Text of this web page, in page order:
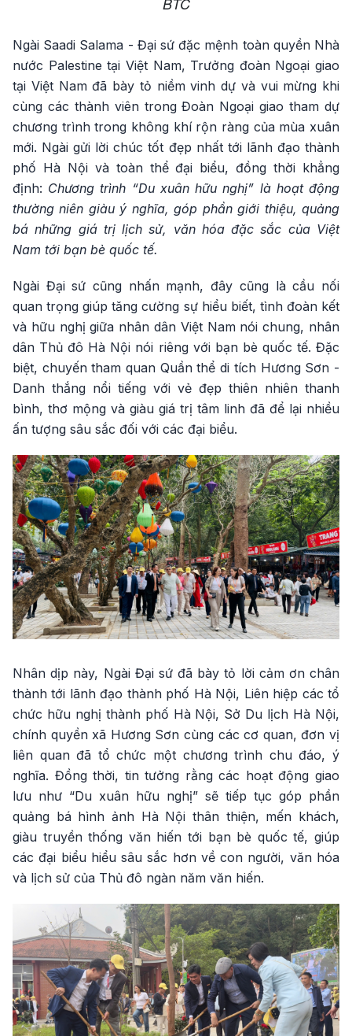
Ngài Saadi Salama - Đại sứ đặc mệnh toàn quyền Nhà
nước Palestine tại Việt Nam, Trưởng đoàn Ngoại giao
tại Việt Nam đã bày tỏ niềm vinh dự và vui mừng khi
cùng các thành viên trong Đoàn Ngoại giao tham dự
chương trình trong không khí rộn ràng của mùa xuân
mới. Ngài gửi lời chúc tốt đẹp nhất tới lãnh đạo thành
phố Hà Nội và toàn thể đại biểu, đồng thời khẳng
định: Chương trình “Du xuân hữu nghị” là hoạt động
thường niên giàu ý nghĩa, góp phần giới thiệu, quảng
bá những giá trị lịch sử, văn hóa đặc sắc của Việt
Nam tới bạn bè quốc tế.
Ngài Đại sứ cũng nhấn mạnh, đây cũng là cầu nối
quan trọng giúp tăng cường sự hiểu biết, tình đoàn kết
và hữu nghị giữa nhân dân Việt Nam nói chung, nhân
dân Thủ đô Hà Nội nói riêng với bạn bè quốc tế. Đặc
biệt, chuyến tham quan Quần thể di tích Hương Sơn -
Danh thắng nổi tiếng với vẻ đẹp thiên nhiên thanh
bình, thơ mộng và giàu giá trị tâm linh đã để lại nhiều
ấn tượng sâu sắc đối với các đại biểu.
Nhân dịp này, Ngài Đại sứ đã bày tỏ lời cảm ơn chân
thành tới lãnh đạo thành phố Hà Nội, Liên hiệp các tổ
chức hữu nghị thành phố Hà Nội, Sở Du lịch Hà Nội,
chính quyền xã Hương Sơn cùng các cơ quan, đơn vị
liên quan đã tổ chức một chương trình chu đáo, ý
nghĩa. Đồng thời, tin tưởng rằng các hoạt động giao
lưu như “Du xuân hữu nghị” sẽ tiếp tục góp phần
quảng bá hình ảnh Hà Nội thân thiện, mến khách,
giàu truyền thống văn hiến tới bạn bè quốc tế, giúp
các đại biểu hiểu sâu sắc hơn về con người, văn hóa
và lịch sử của Thủ đô ngàn năm văn hiến.